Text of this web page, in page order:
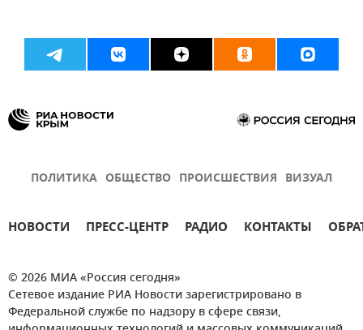
ПОЛИТИКА ОБЩЕСТВО ПРОИСШЕСТВИЯ ВИЗУАЛ
НОВОСТИ ПРЕСС-ЦЕНТР РАДИО КОНТАКТЫ
© 2026 МИА «Россия сегодня»
Сетевое издание РИА Новости зарегистрировано в
Федеральной службе по надзору в сфере связи,